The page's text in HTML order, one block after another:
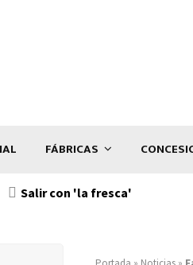
FÁBRICAS
Salir con 'la fresca'